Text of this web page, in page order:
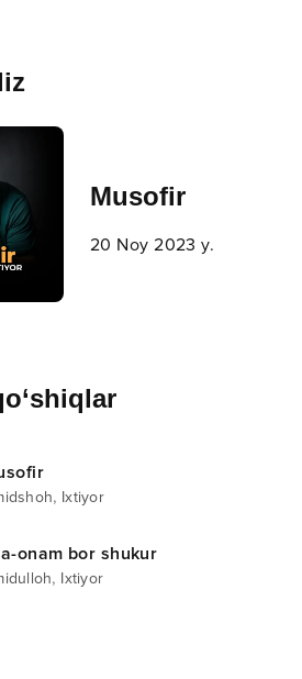
Musofir
20 Noy 2023 y.
, Ixtiyor
onam bor shukur
, Ixtiyor